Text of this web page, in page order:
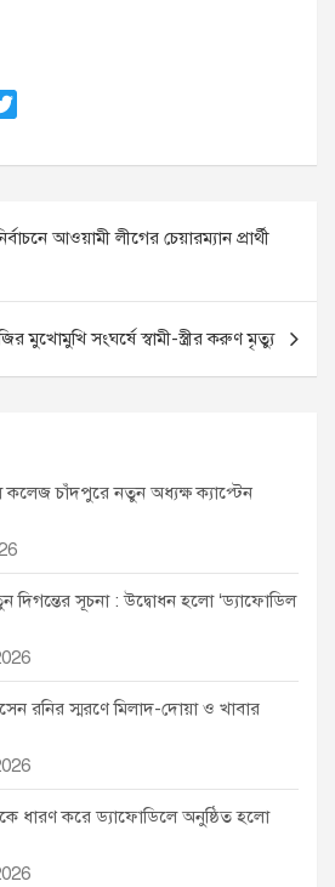
i
t
e
আওয়ামী লীগের চেয়ারম্যান প্রার্থী
মুখোমুখি সংঘর্ষে স্বামী-স্ত্রীর করুণ মৃত্যু
কলেজ চাঁদপুরে নতুন অধ্যক্ষ ক্যাপ্টেন
দিগন্তের সূচনা : উদ্বোধন হলো ‘ড্যাফোডিল
রনির স্মরণে মিলাদ-দোয়া ও খাবার
ধারণ করে ড্যাফোডিলে অনুষ্ঠিত হলো